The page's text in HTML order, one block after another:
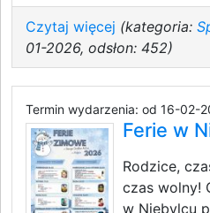
Czytaj więcej (kategoria:
01-2026, odsłon: 452)
Termin wydarzenia: od 16-02-
Ferie w
Rodzice,
czas wolny!
w Niebylcu